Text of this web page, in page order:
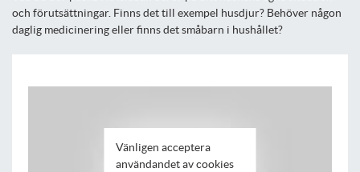
och förutsättningar. Finns det till exempel husdjur? Behöver någon
daglig medicinering eller finns det småbarn i hushållet?
Vänligen acceptera
användandet av cookies